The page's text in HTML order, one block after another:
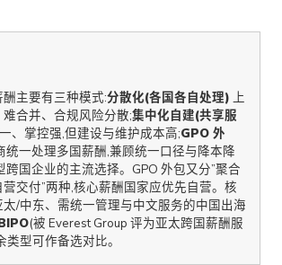
主要有三种模式:分散化(各国各自处理) 上
合并、合规风险分散;集中化自建(共享服
、掌控强,但建设与维护成本高;GPO 外
统一处理多国薪酬,兼顾统一口径与降本降
跨国企业的主流选择。GPO 外包又分”聚合
营交付”两种,核心薪酬国家应优先自营。核
/中东、需统一管理与中文服务的中国出海
(被 Everest Group 评为亚太跨国薪酬服
型可作备选对比。